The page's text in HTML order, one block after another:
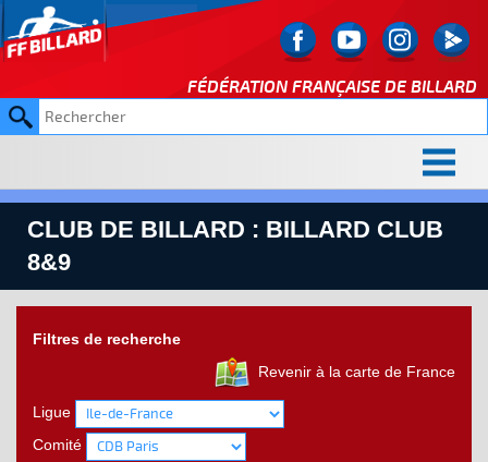
FÉDÉRATION FRANÇAISE DE BILLARD
CLUB DE BILLARD : BILLARD CLUB
8&9
Filtres de recherche
Revenir à la carte de France
Ligue
Comité